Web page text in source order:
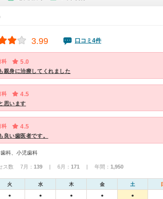
3.99 口コミ4件
科 5.0
親身に治療してくれました
科 4.5
思います
科 4.5
良い歯医者です。
歯科、小児歯科
ス数 7月： 139 | 6月： 171 | 年間： 1,950
火 水 木 金 土
● ● ● ● ●